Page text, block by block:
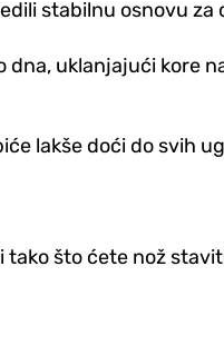
stabilnu osnovu za
uklanjajući kore
lakše doći do svih
što ćete nož